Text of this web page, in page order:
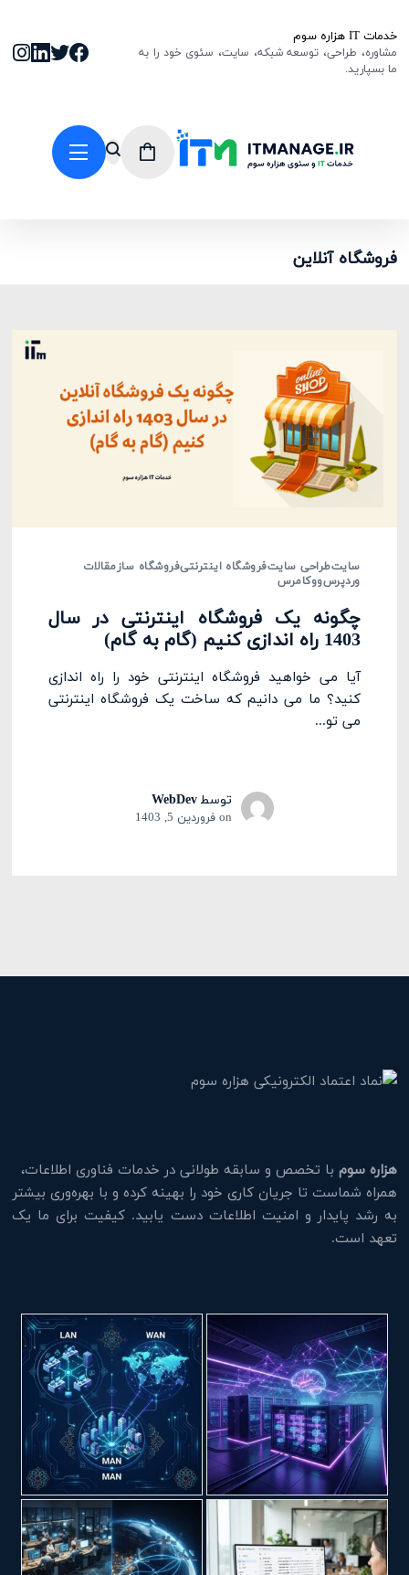
خدمات IT هزاره سوم
مشاوره، طراحی، توسعه شبکه، سایت، سئوی خود را به
ما بسپارید.
فروشگاه آنلاین
سایتطراحی سایتفروشگاه اینترنتیفروشگاه سازمقالات
وردپرسووکامرس
چگونه یک فروشگاه اینترنتی در سال
1403 راه اندازی کنیم (گام به گام)
آیا می خواهید فروشگاه اینترنتی خود را راه اندازی
کنید؟ ما می دانیم که ساخت یک فروشگاه اینترنتی
می تو...
توسطWebDev
onفروردین 5, 1403
هزاره سوم با تخصص و سابقه طولانی در خدمات فناوری اطلاعات،
همراه شماست تا جریان کاری خود را بهینه کرده و با بهره‌وری بیشتر
به رشد پایدار و امنیت اطلاعات دست یابید. کیفیت برای ما یک
تعهد است.